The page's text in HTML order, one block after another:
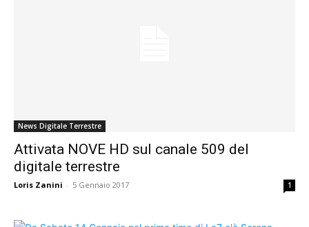
News Digitale Terrestre
Attivata NOVE HD sul canale 509 del
digitale terrestre
Loris Zanini - 5 Gennaio 2017 1